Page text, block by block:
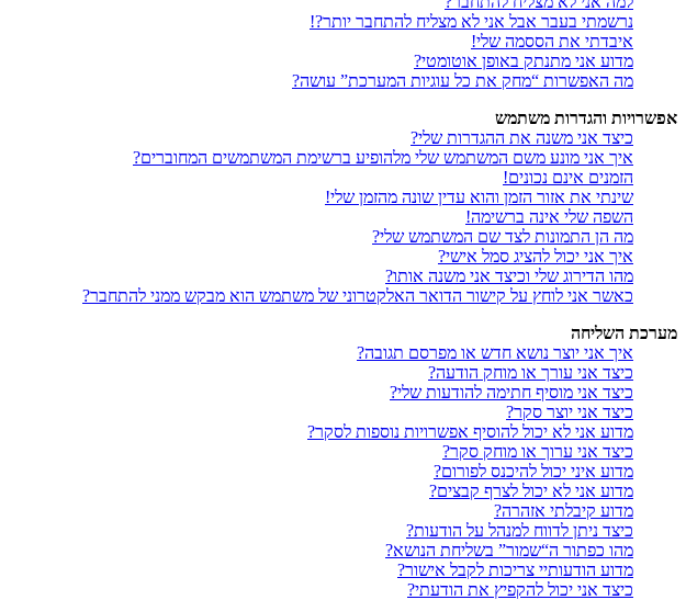
נרשמתי בעבר אבל אני לא מצליח להתחבר יותר?!
איבדתי את הססמה שלי!
מדוע אני מתנתק באופן אוטומטי?
מה האפשרות “מחק את כל עוגיות המערכת” עושה?
אפשרויות והגדרות משתמש
כיצד אני משנה את ההגדרות שלי?
איך אני מונע משם המשתמש שלי מלהופיע ברשימת המשתמשים המחוברים?
הזמנים אינם נכונים!
שינתי את אזור הזמן והוא עדין שונה מהזמן שלי!
השפה שלי אינה ברשימה!
מה הן התמונות לצד שם המשתמש שלי?
איך אני יכול להציג סמל אישי?
מהו הדירוג שלי וכיצד אני משנה אותו?
כאשר אני לוחץ על קישור הדואר האלקטרוני של משתמש הוא מבקש ממני להתחבר?
מערכת השליחה
איך אני יוצר נושא חדש או מפרסם תגובה?
כיצד אני עורך או מוחק הודעה?
כיצד אני מוסיף חתימה להודעות שלי?
כיצד אני יוצר סקר?
מדוע אני לא יכול להוסיף אפשרויות נוספות לסקר?
כיצד אני ערוך או מוחק סקר?
מדוע איני יכול להיכנס לפורום?
מדוע אני לא יכול לצרף קבצים?
מדוע קיבלתי אזהרה?
כיצד ניתן לדווח למנהל על הודעות?
מהו כפתור ה“שמור” בשליחת הנושא?
מדוע הודעותיי צריכות לקבל אישור?
כיצד אני יכול להקפיץ את הודעתי?